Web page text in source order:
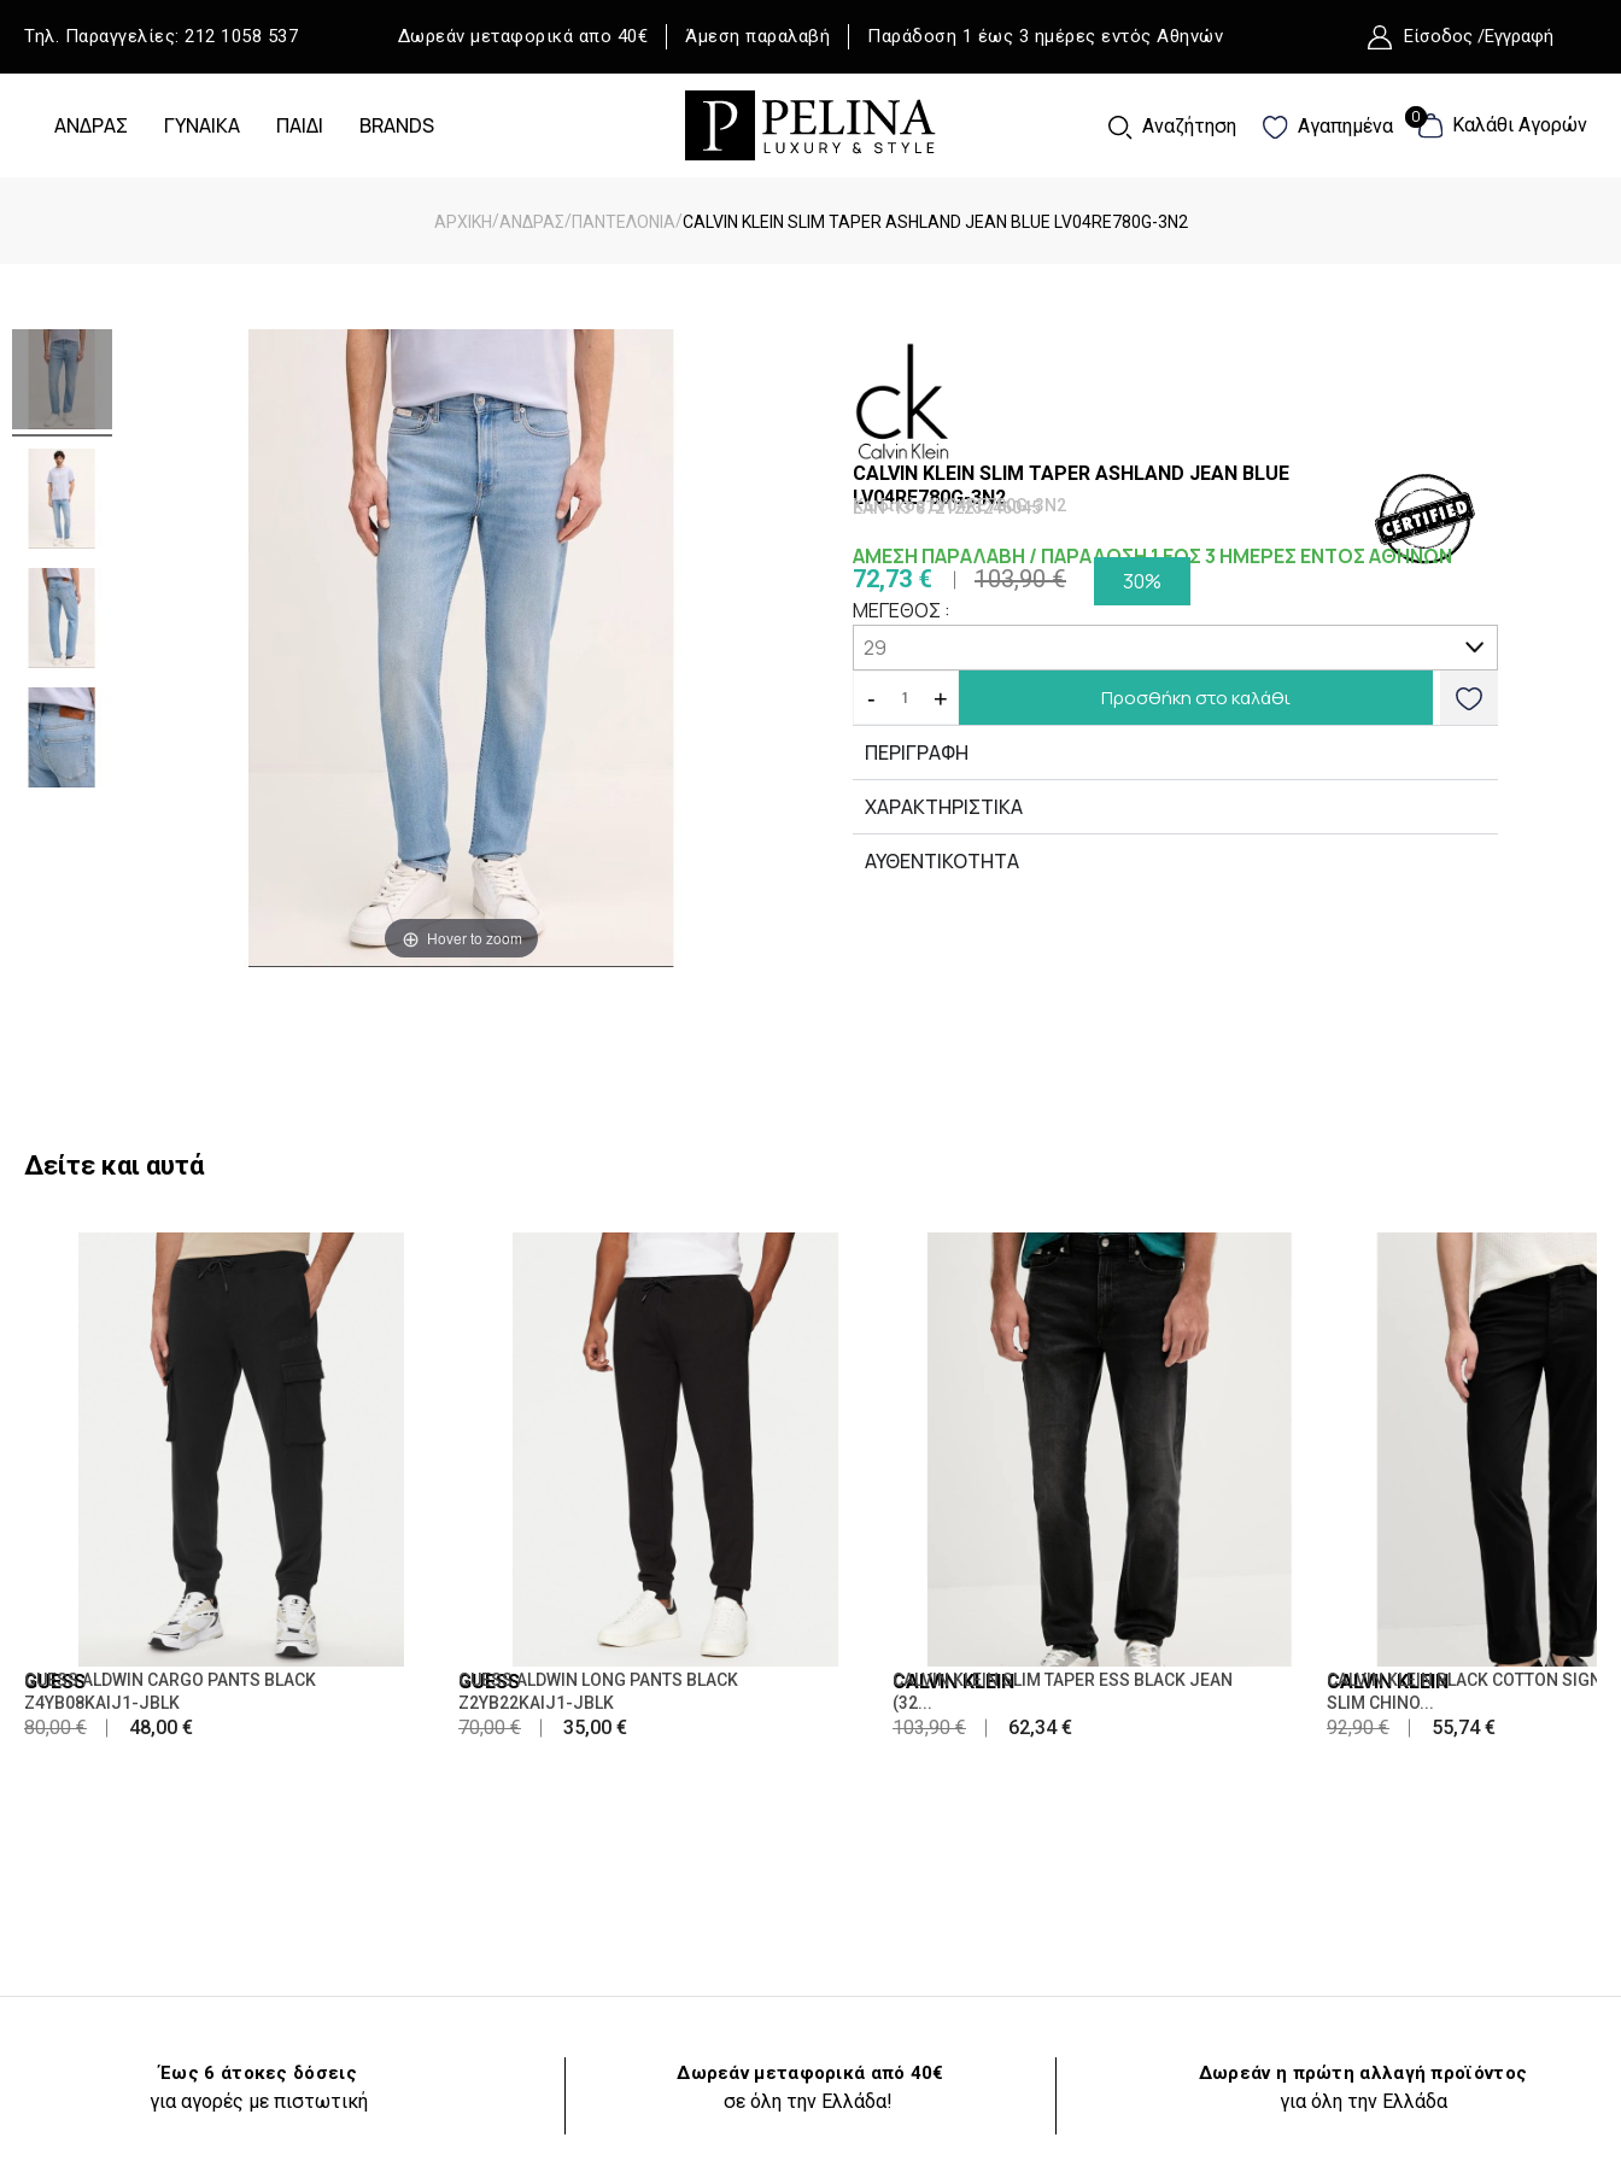
Τηλ. Παραγγελίες: 212 1058 537 Δωρεάν μεταφορικά απο 40€ Άμεση παραλαβή Παράδοση 1 έως 3 ημέρες εντός Αθηνών Είσοδος /Εγγραφή
ΑΝΔΡΑΣ ΓΥΝΑΙΚΑ ΠΑΙΔΙ BRANDS Αναζήτηση Αγαπημένα 0 Καλάθι Αγορών
0
ΑΡΧΙΚΉ/ΆΝΔΡΑΣ/ΠΑΝΤΕΛΟΝΙΑ/CALVIN KLEIN SLIM TAPER ASHLAND JEAN BLUE LV04RE780G-3N2
Hover to zoom
CALVIN KLEIN SLIM TAPER ASHLAND JEAN BLUE
LV04RE780G-3N2
Κωδικός LV04RE780G-3N2
EAN-13 8721223246045
ΑΜΕΣΗ ΠΑΡΑΛΑΒΗ / ΠΑΡΑΔΟΣΗ 1 ΕΩΣ 3 ΗΜΕΡΕΣ ΕΝΤΟΣ ΑΘΗΝΩΝ
72,73 € 103,90 €
30%
ΜΕΓΕΘΟΣ :
- + Προσθήκη στο καλάθι
ΠΕΡΙΓΡΑΦΗ
ΧΑΡΑΚΤΗΡΙΣΤΙΚΆ
ΑΥΘΕΝΤΙΚΟΤΗΤΑ
Δείτε και αυτά
GUESS
GUESS ALDWIN CARGO PANTS BLACK
Z4YB08KAIJ1-JBLK
80,00 € 48,00 €
GUESS
GUESS ALDWIN LONG PANTS BLACK
Z2YB22KAIJ1-JBLK
70,00 € 35,00 €
CALVIN KLEIN
CALVIN KLEIN SLIM TAPER ESS BLACK JEAN
(32...
103,90 € 62,34 €
CALVIN KLEIN
CALVIN KLEIN BLACK COTTON
SLIM CHINO...
92,90 € 55,74 €
Έως 6 άτοκες δόσεις
για αγορές με πιστωτική
Δωρεάν μεταφορικά από 40€
σε όλη την Ελλάδα!
Δωρεάν η πρώτη αλλαγή προϊόντος
για όλη την Ελλάδα